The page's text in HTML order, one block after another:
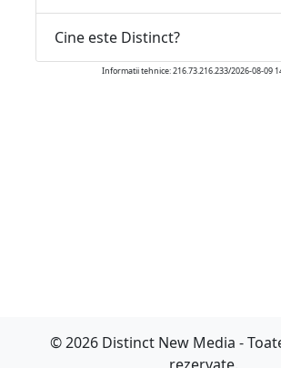
Cine este Distinct?
Informatii tehnice: 216.73.216.233/2026-08-09
© 2026 Distinct New Media -